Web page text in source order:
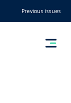
Previous issues